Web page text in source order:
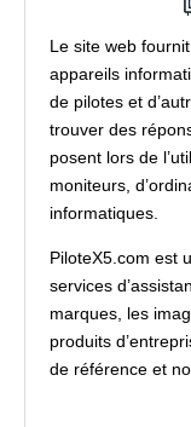
Le site web
appareils
de pilotes et
trouver des
posent lors de
moniteurs,
informatiques.
PiloteX5.com est
services
marques, les
produits
de référence et